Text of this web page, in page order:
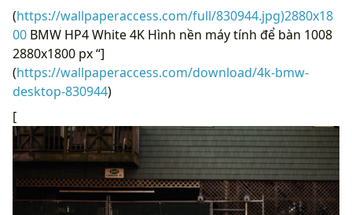
(https://wallpaperaccess.com/full/830944.jpg)2880x18
00 BMW HP4 White 4K Hình nền máy tính để bàn 1008
2880x1800 px “]
(https://wallpaperaccess.com/download/4k-bmw-
desktop-830944)
[